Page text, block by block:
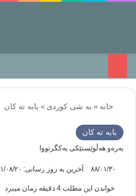
خانه » به شی کوردی » بابه ته كان
بابه ته كان
به‌ره‌و هه‌ڵوێستێكی‌ یه‌كگرتووا
۸۸/۰۱/۳۰ آخرین به روز رسانی: ۹۱/۰۸/۲۰
خواندن این مطلب 4 دقیقه زمان میبرد